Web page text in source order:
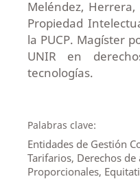
Meléndez,
Propiedad
la PUCP. Magíster
UNIR en
tecnologías.
Palabras clave:
Entidades de Gestión
Tarifarios, Derechos
Proporcionales,